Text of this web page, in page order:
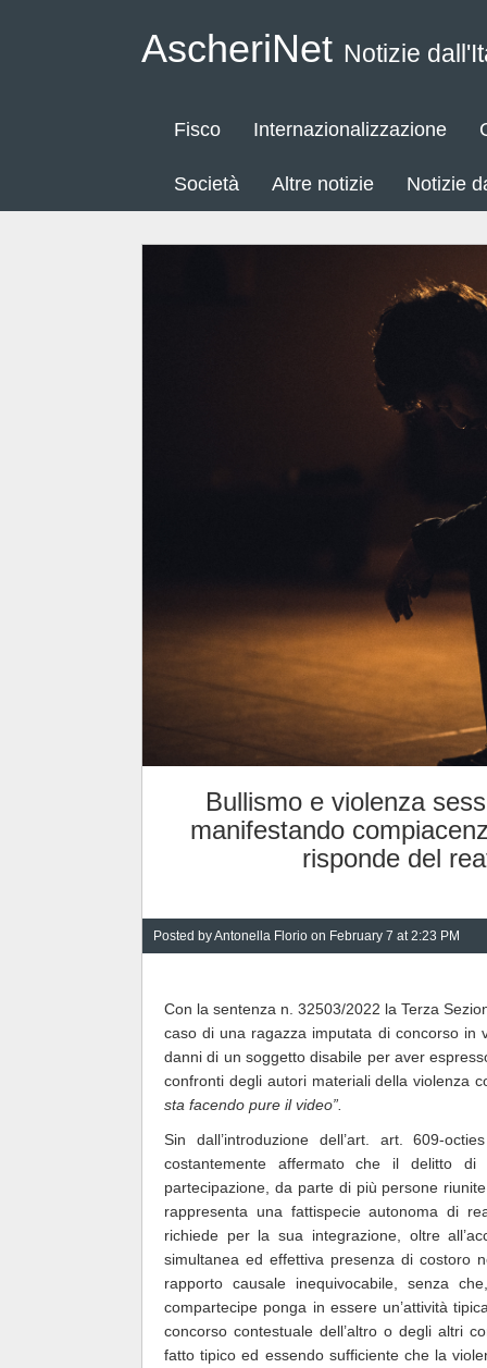
AscheriNet Notizie
Fisco Internazionalizzazione
Società Altre notizie Notizie
Bullismo e violenza
manifestando
risponde del
Posted byAntonella Florio on February 7 at 2:23 PM
Con la sentenza n. 32503/2022 la Terza
caso di una ragazza imputata di concorso in
danni di un soggetto disabile per aver
confronti degli autori materiali della violenza
sta facendo pure il video”.
Sin dall’introduzione dell’art. art. 609-
costantemente affermato che il delitto
partecipazione, da parte di più persone
rappresenta una fattispecie autonoma di
richiede per la sua integrazione, oltre
simultanea ed effettiva presenza di costoro
rapporto causale inequivocabile, senza
compartecipe ponga in essere un’attività
concorso contestuale dell’altro o degli altri
fatto tipico ed essendo sufficiente che la